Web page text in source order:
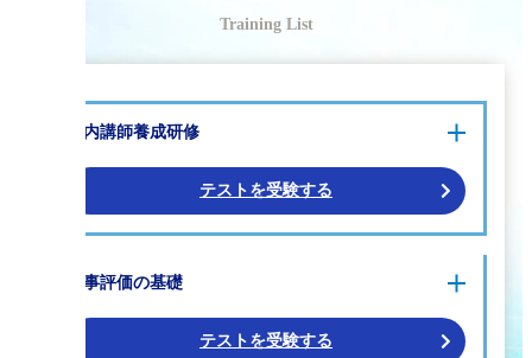
社内講師を置き、自社らしさを反映した研修を行いた
信頼関係を構築するため、コミュニケーションにおけ
るポイントを学びたい
モチベーションを上げる有効なフィードバック方法を
Training List
社内講師養成研修
テストを受験する
社内講師養成研修 ②プログラム作成編
人事評価の基礎
テストを受験する